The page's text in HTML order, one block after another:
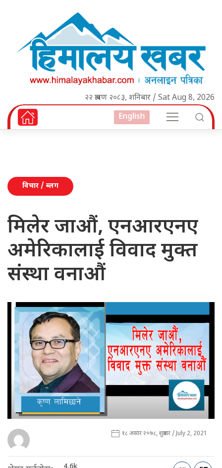
२२ श्रावण २०८३, शनिबार / Sat Aug 8, 2026
English
विचार / ब्लग
मिलेर जाऔं, एनआरएनए
अमेरिकालाई विवाद मुक्त
संस्था वनाऔं
१८ असार २०७८, शुक्रबार / July 2, 2021